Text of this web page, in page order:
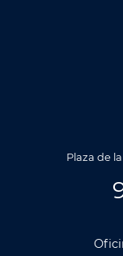
Plaza de